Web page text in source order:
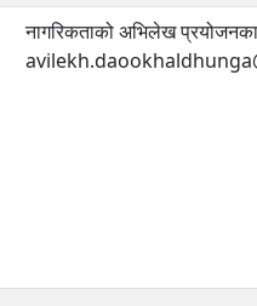
नागरिकताको अभिलेख प्रयोजनका